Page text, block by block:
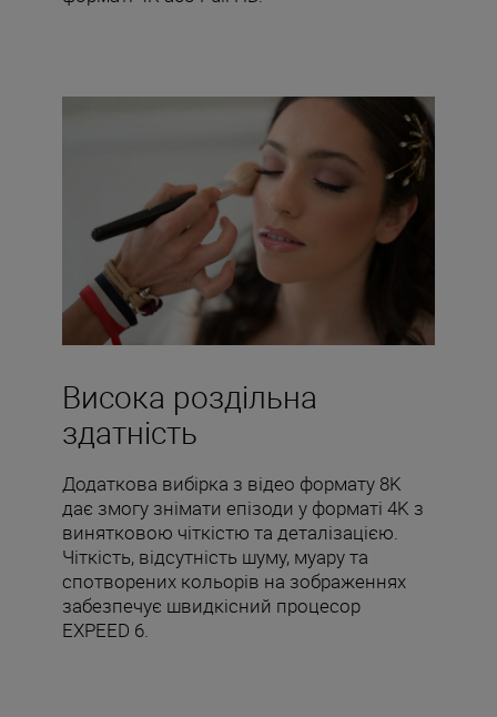
Висока роздільна
здатність
Додаткова вибірка з відео формату 8K
дає змогу знімати епізоди у форматі 4K з
винятковою чіткістю та деталізацією.
Чіткість, відсутність шуму, муару та
спотворених кольорів на зображеннях
забезпечує швидкісний процесор
EXPEED 6.